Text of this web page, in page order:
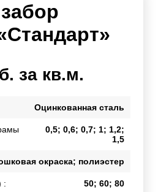
за кв.м.
Оцинкованная сталь
0,5; 0,6; 0,7; 1; 1,2;
1,5
окраска; полиэстер
: 50; 60; 80